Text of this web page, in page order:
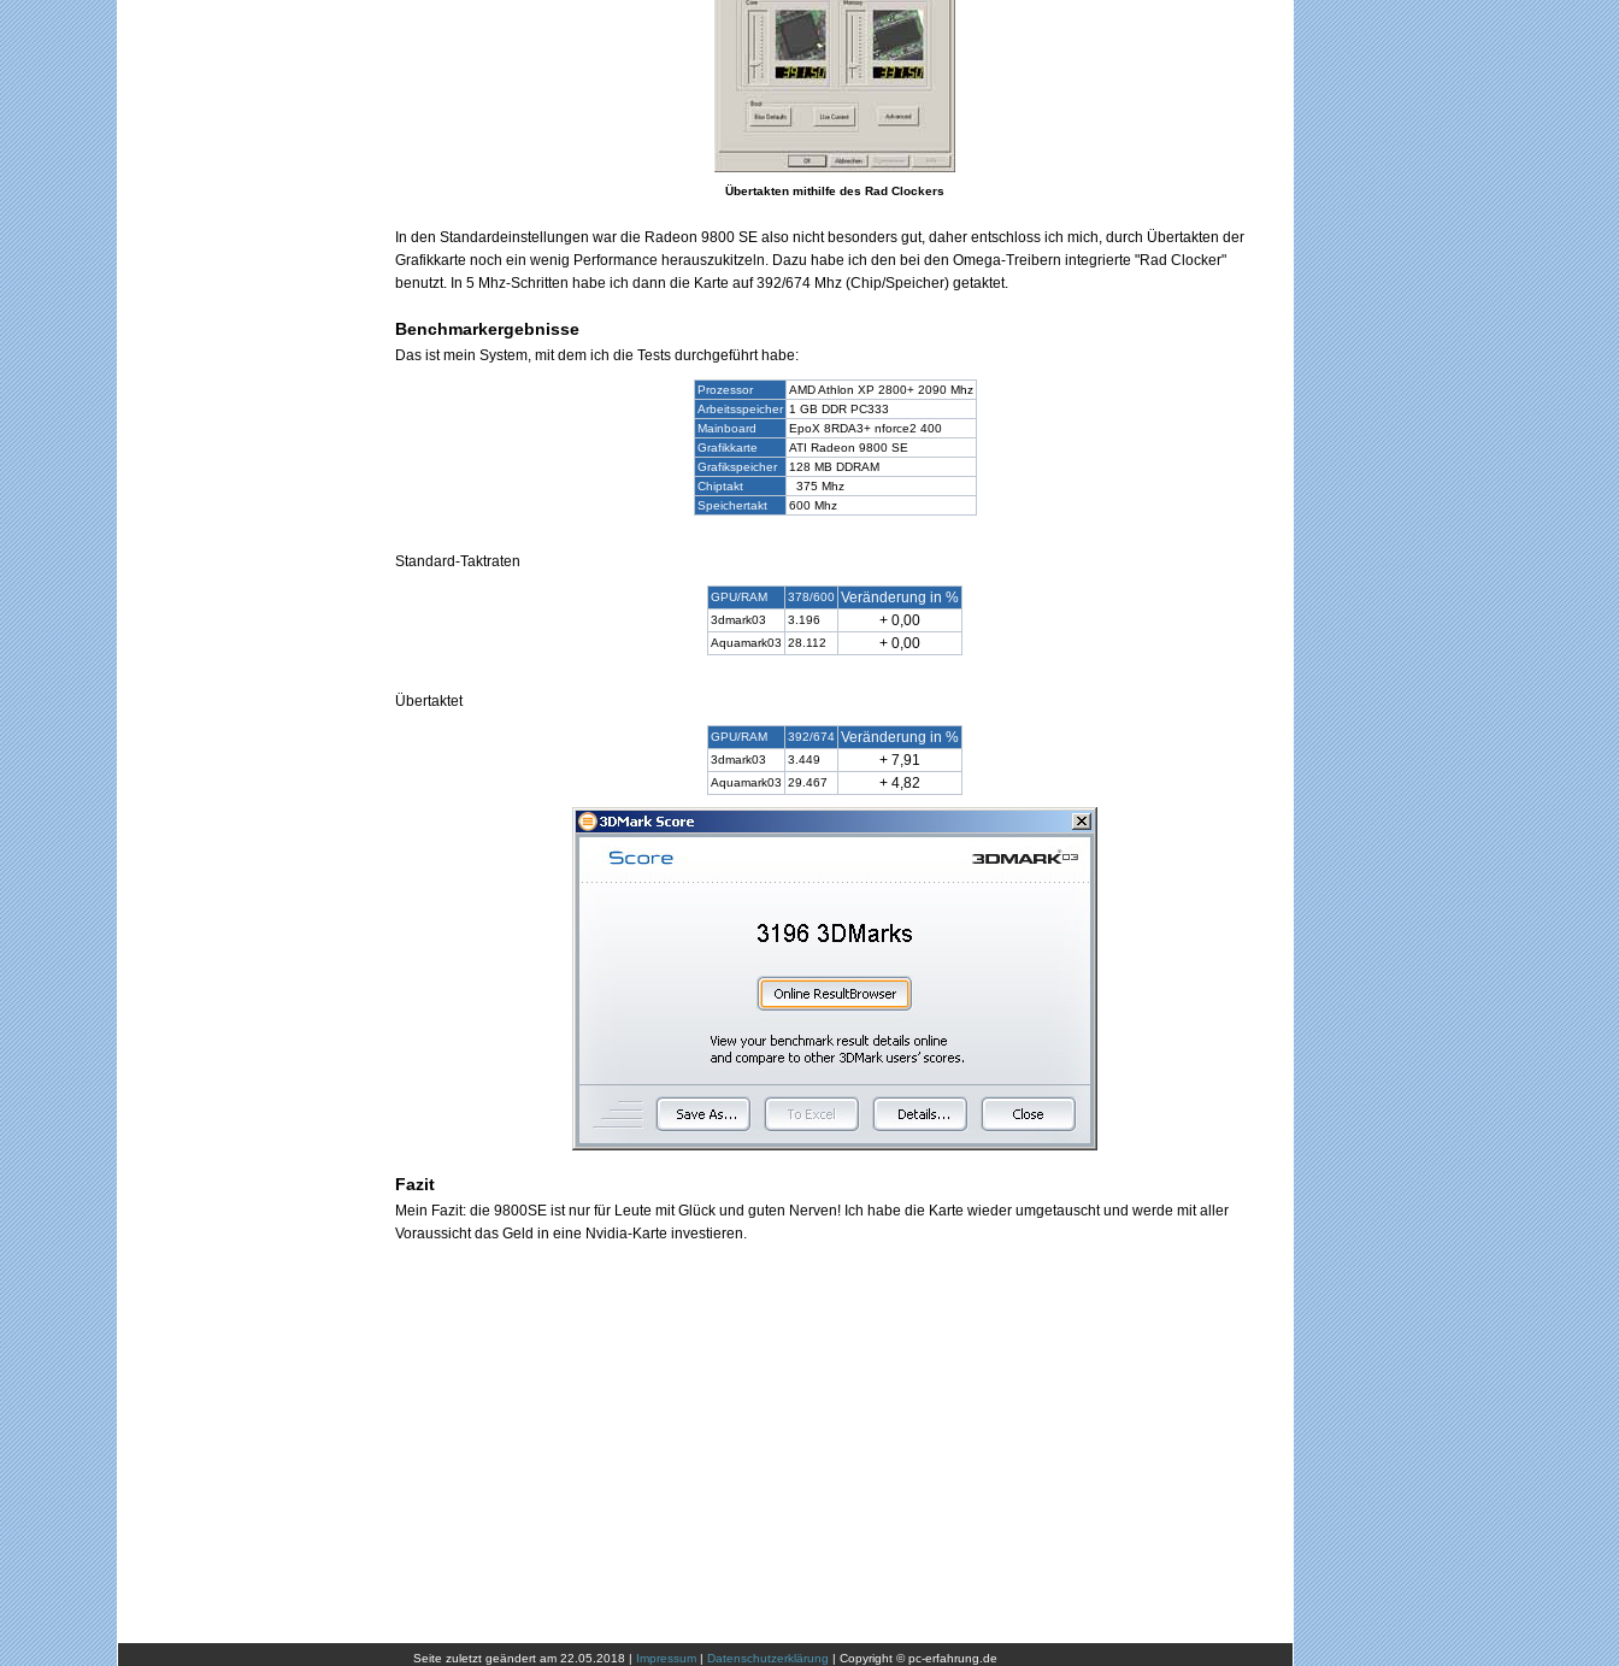
Übertakten mithilfe des Rad Clockers
In den Standardeinstellungen war die Radeon 9800 SE also nicht besonders gut, daher entschloss ich mich, durch Übertakten der
Grafikkarte noch ein wenig Performance herauszukitzeln. Dazu habe ich den bei den Omega-Treibern integrierte "Rad Clocker"
benutzt. In 5 Mhz-Schritten habe ich dann die Karte auf 392/674 Mhz (Chip/Speicher) getaktet.
Benchmarkergebnisse
Das ist mein System, mit dem ich die Tests durchgeführt habe:
Prozessor
AMD Athlon XP 2800+ 2090 Mhz
Arbeitsspeicher 1 GB DDR PC333
Mainboard
EpoX 8RDA3+ nforce2 400
Grafikkarte
ATI Radeon 9800 SE
Grafikspeicher
128 MB DDRAM
Chiptakt
375 Mhz
Speichertakt
600 Mhz
Standard-Taktraten
GPU/RAM 378/600 Veränderung in %
3dmark03 3.196 + 0,00
Aquamark03 28.112 + 0,00
Übertaktet
GPU/RAM 392/674 Veränderung in %
3dmark03 3.449 + 7,91
Aquamark03 29.467 + 4,82
Fazit
Mein Fazit: die 9800SE ist nur für Leute mit Glück und guten Nerven! Ich habe die Karte wieder umgetauscht und werde mit aller
Voraussicht das Geld in eine Nvidia-Karte investieren.
Seite zuletzt geändert am 22.05.2018 | Impressum | Datenschutzerklärung | Copyright © pc-erfahrung.de